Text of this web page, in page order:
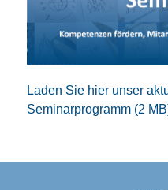
Laden Sie hier unser
Seminarprogramm (2